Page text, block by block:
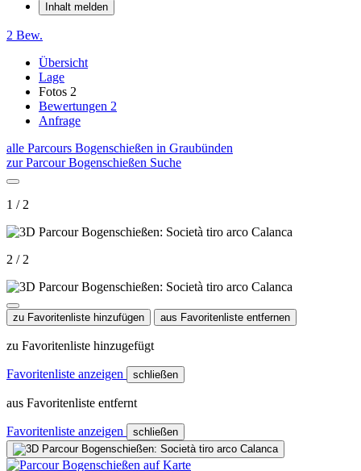
Inhalt melden
2 Bew.
Übersicht
Lage
Fotos 2
Bewertungen 2
Anfrage
alle Parcours Bogenschießen in Graubünden
zur Parcour Bogenschießen Suche
1 / 2
2 / 2
zu Favoritenliste hinzufügen aus Favoritenliste entfernen
zu Favoritenliste hinzugefügt
Favoritenliste anzeigen schließen
aus Favoritenliste entfernt
Favoritenliste anzeigen schließen